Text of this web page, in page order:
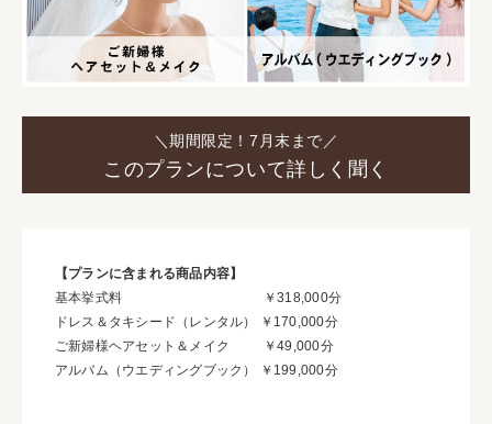
＼期間限定！7月末まで／
このプランについて詳しく聞く
【プランに含まれる商品内容】
基本挙式料 ￥318,000分
ドレス＆タキシード（レンタル） ￥170,000分
ご新婦様ヘアセット＆メイク ￥49,000分
アルバム（ウエディングブック） ￥199,000分